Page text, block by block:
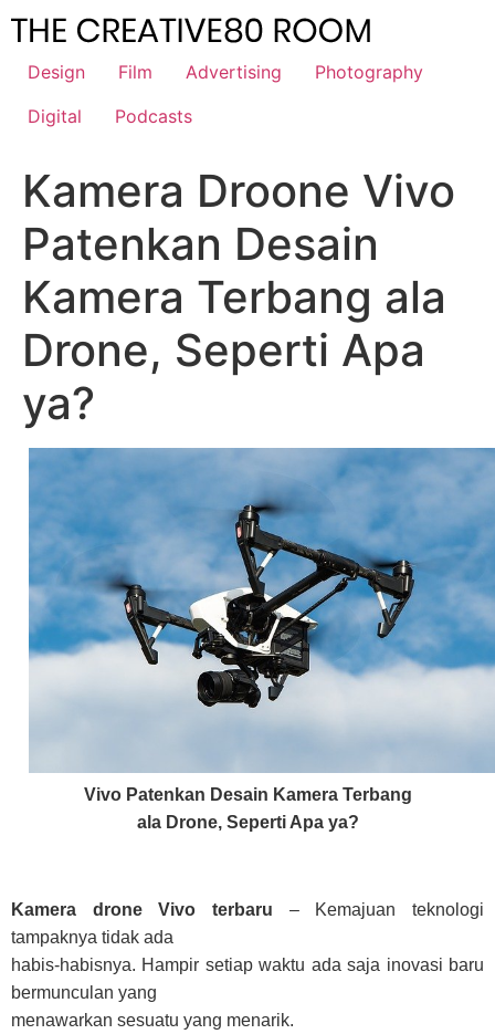
Skip
content
Design Film Advertising
Photography
Digital
Podcasts
Kamera Droone Vivo
Patenkan Desain
Kamera Terbang ala
Drone, Seperti Apa
ya?
Vivo Patenkan Desain Kamera Terbang
ala Drone, Seperti Apa ya?
Kamera drone Vivo terbaru – Kemajuan teknologi
tampaknya tidak ada
habis-habisnya. Hampir setiap waktu ada saja inovasi baru
bermunculan yang
menawarkan sesuatu yang menarik.